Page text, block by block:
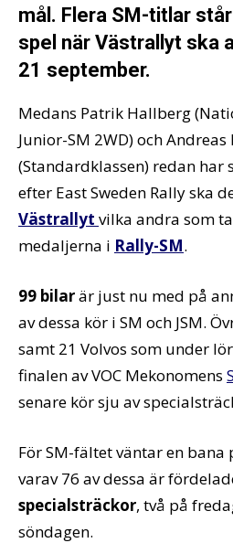
mål. Flera SM-titlar
spel när Västrallyt ska
21 september.
Medans Patrik Hallberg
Junior-SM 2WD) och Andreas
(Standardklassen) redan har
efter East Sweden Rally ska
Västrallyt vilka andra som
medaljerna i Rally-SM.
99 bilarär just nu med på
av dessa kör i SM och JSM.
samt 21 Volvos som under
finalen av VOC Mekonomens
senare kör sju av
För SM-fältet väntar en
varav 76 av dessa är
specialsträckor, två på
söndagen.